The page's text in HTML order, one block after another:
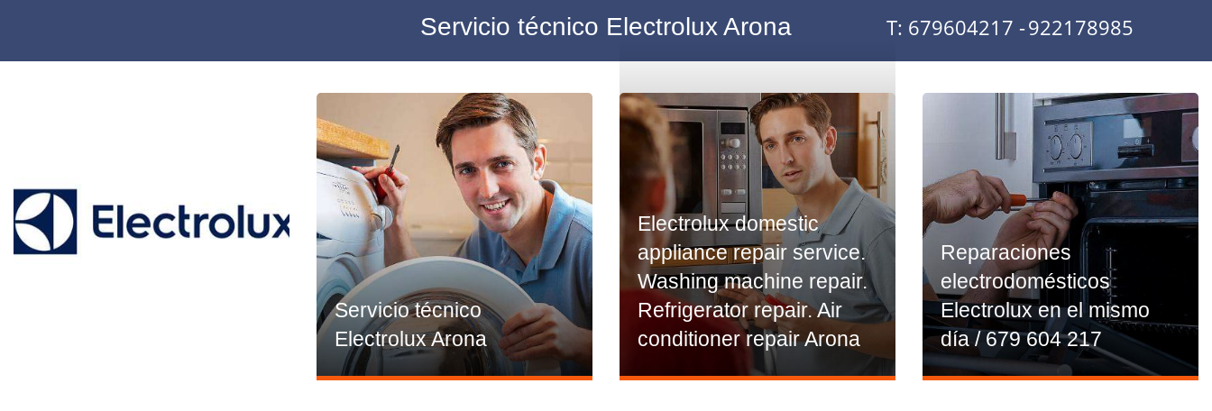
Servicio técnico Electrolux Arona T: 679604217 -922178985
Servicio técnico
Electrolux Arona
Electrolux domestic
appliance repair service.
Washing machine repair.
Refrigerator repair. Air
conditioner repair Arona
Reparaciones
electrodomésticos
Electrolux en el mismo
día / 679 604 217